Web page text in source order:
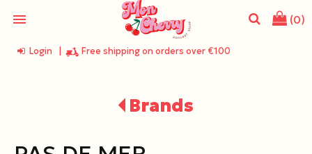
menu (0)
Login Free shipping on orders over €100
Brands